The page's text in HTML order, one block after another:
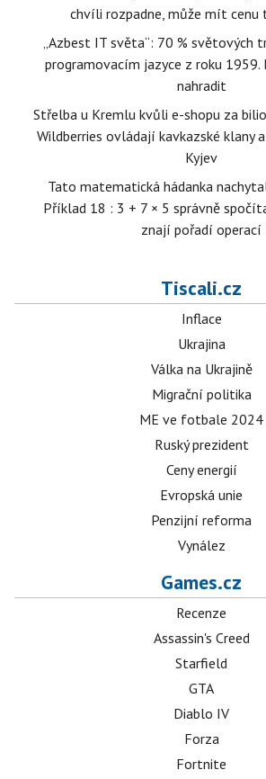
chvíli rozpadne, může mít cenu
„Azbest IT světa“: 70 % světových
programovacím jazyce z roku 1959.
nahradit
Střelba u Kremlu kvůli e-shopu za
Wildberries ovládají kavkazské klany
Kyjev
Tato matematická hádanka
Příklad 18 : 3 + 7 × 5 správně
znají pořadí operací
Tiscali.cz
Inflace
Ukrajina
Válka na Ukrajině
Migrační politika
ME ve fotbale 2024
Ruský prezident
Ceny energií
Evropská unie
Penzijní reforma
Vynález
Games.cz
Recenze
Assassin's Creed
Starfield
GTA
Diablo IV
Forza
Fortnite